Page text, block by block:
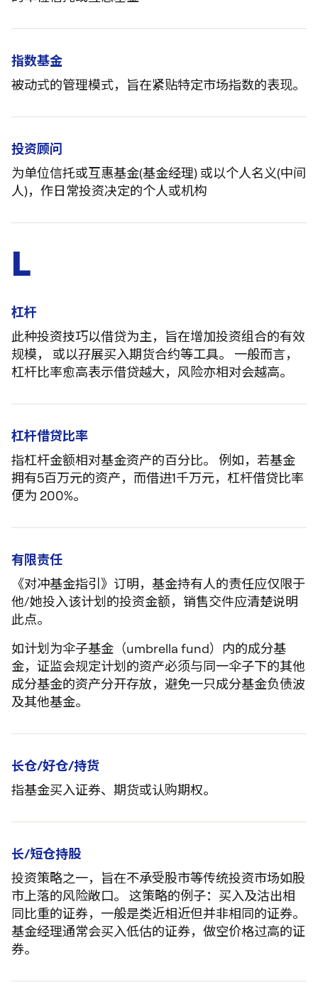
指数基金
被动式的管理模式，旨在紧贴特定市场指数的表现。
投资顾问
为单位信托或互惠基金(基金经理) 或以个人名义(中间
人)，作日常投资决定的个人或机构
L
杠杆
此种投资技巧以借贷为主，旨在增加投资组合的有效
规模， 或以孖展买入期货合约等工具。 一般而言，
杠杆比率愈高表示借贷越大，风险亦相对会越高。
杠杆借贷比率
指杠杆金额相对基金资产的百分比。 例如，若基金
拥有5百万元的资产，而借进1千万元，杠杆借贷比率
便为 200%。
有限责任
《对冲基金指引》订明，基金持有人的责任应仅限于
他/她投入该计划的投资金额，销售交件应清楚说明
此点。
如计划为伞子基金（umbrella fund）内的成分基
金，证监会规定计划的资产必须与同一伞子下的其他
成分基金的资产分开存放，避免一只成分基金负债波
及其他基金。
长仓/好仓/持货
指基金买入证券、期货或认购期权。
长/短仓持股
投资策略之一，旨在不承受股市等传统投资市场如股
市上落的风险敞口。 这策略的例子：买入及沽出相
同比重的证券，一般是类近相近但并非相同的证券。
基金经理通常会买入低估的证券，做空价格过高的证
券。